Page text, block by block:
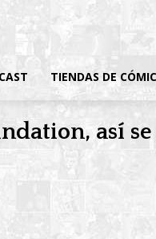
TIENDAS DE
así